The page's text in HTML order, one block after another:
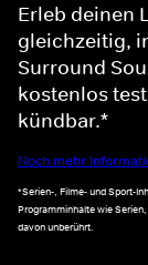
Erleb deinen
gleichzeitig,
Surround
kostenlos
kündbar.*
Noch mehr
*Serien-, Filme- und Sport-
Programminhalte wie
davon unberührt.